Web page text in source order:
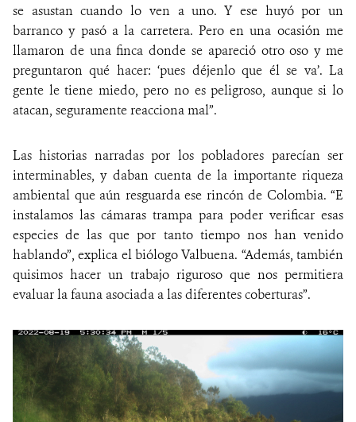
se asustan cuando lo ven a uno. Y ese huyó por un
barranco y pasó a la carretera. Pero en una ocasión me
llamaron de una finca donde se apareció otro oso y me
preguntaron qué hacer: ‘pues déjenlo que él se va’. La
gente le tiene miedo, pero no es peligroso, aunque si lo
atacan, seguramente reacciona mal”.
Las historias narradas por los pobladores parecían ser
interminables, y daban cuenta de la importante riqueza
ambiental que aún resguarda ese rincón de Colombia. “E
instalamos las cámaras trampa para poder verificar esas
especies de las que por tanto tiempo nos han venido
hablando”, explica el biólogo Valbuena. “Además, también
quisimos hacer un trabajo riguroso que nos permitiera
evaluar la fauna asociada a las diferentes coberturas”.